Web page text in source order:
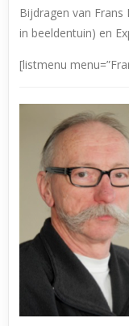
Bijdragen van
in beeldentuin) en
[listmenu